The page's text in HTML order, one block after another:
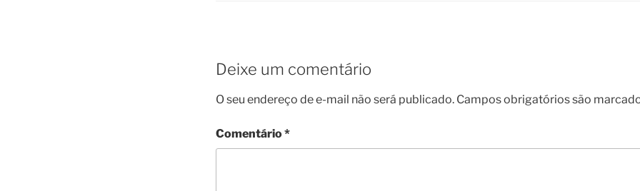
Deixe um comentário
O seu endereço de e-mail não será publicado. Campos obrigatórios são
Comentário*